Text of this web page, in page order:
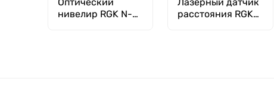
нивелир RGK N-
расстояния RGK